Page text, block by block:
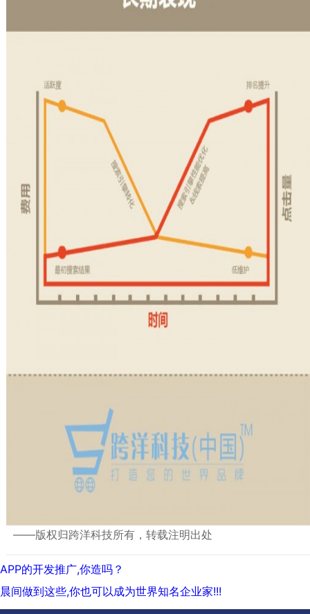
——版权归跨洋科技所有，转载注明出处
文
章
导
航
上
一
篇:
APP的开发推广,你造吗？
下
一
晨间做到这些,你也可以成为世界知名企业家!!!